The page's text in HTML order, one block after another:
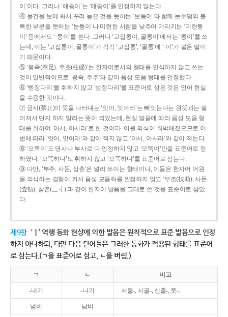
이’이다. 그러나 ‘애송이’는 ‘애숭이’를 인정하지 않는다.
④ 물건을 보에 싸서 꾸려 놓은 것을 뜻하는 ‘보퉁이’와 함께 눈두덩의 불
룩한 부분을 뜻하는 ‘눈퉁이’나 미련한 사람을 낮추어 가리키는 ‘미련퉁
이’ 등에서도 ‘-퉁이’를 쓴다. 그러나 ‘고집통이, 골통이’에서는 ‘통이’를 쓰
는데, 이는 ‘고집통이, 골통이’가 각각 ‘고집통’, ‘골통’에 ‘-이’가 붙은 말이
기 때문이다.
⑤ ‘봉족(奉足), 주초(柱礎)’는 한자어로서의 형태를 인식하지 않고 쓰는
것이 일반적이므로 ‘봉죽, 주추’와 같이 음성 모음 형태를 인정했다.
⑥ ‘뻗장다리’를 취하지 않고 ‘뻗정다리’를 표준어로 삼은 것은 언어 현실
을 수용한 것이다.
⑦ 금지(禁止)의 뜻을 나타내는 ‘앗아, 앗아라’는 빼앗는다는 원뜻과는 멀
어져서 단지 하지 말라는 뜻이 되었는데, 현실 발음에 따라 음성 모음 형
태를 취하여 ‘아서, 아서라’로 한 것이다. 어원 의식이 희박해졌으므로 어
법에 따라 ‘앗어, 앗어라’와 같이 적지 않고 ‘아서, 아서라’와 같이 적는다.
⑧ ‘오똑이’도 명사나 부사로 다 인정하지 않고 ‘오뚝이’만을 표준어로 정
하였다. ‘오똑하다’도 취하지 않고 ‘오뚝하다’를 표준어로 삼는다.
⑨ 다만, ‘부주, 사둔, 삼춘’은 널리 쓰이는 형태이나, 이들은 한자어 어원
을 의식하는 경향이 커서 음성 모음화를 인정하지 않고 ‘부조(扶助), 사돈
(査頓), 삼촌(三寸)’과 같이 한자어 발음을 그대로 쓴 것을 표준어로 삼았
다.
제9항 ‘ㅣ’ 역행 동화 현상에 의한 발음은 원칙적으로 표준 발음으로 인정
하지 아니하되, 다만 다음 단어들은 그러한 동화가 적용된 형태를 표준어
로 삼는다.(ㄱ을 표준어로 삼고, ㄴ을 버림.)
ㄱ ㄴ 비고
-내기 -나기 서울-, 시골-, 신출-, 풋-.
냄비 남비